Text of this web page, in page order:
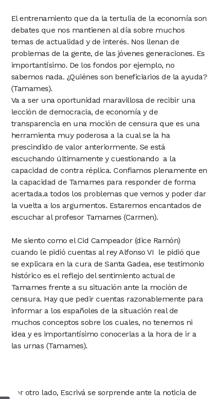
El entrenamiento que da la tertulia de la economía son
debates que nos mantienen al día sobre muchos
temas de actualidad y de interés. Nos llenan de
problemas de la gente, de las jóvenes generaciones. Es
importantísimo. De los fondos por ejemplo, no
sabemos nada. ¿Quiénes son beneficiarios de la ayuda?
(Tamames).
Va a ser una oportunidad maravillosa de recibir una
lección de democracia, de economía y de
transparencia en una moción de censura que es una
herramienta muy poderosa a la cual se la ha
prescindido de valor anteriormente. Se está
escuchando últimamente y cuestionando a la
capacidad de contra réplica. Confiamos plenamente en
la capacidad de Tamames para responder de forma
acertada.a todos los problemas que vemos y poder dar
la vuelta a los argumentos. Estaremos encantados de
escuchar al profesor Tamames (Carmen).
Me siento como el Cid Campeador (dice Ramón)
cuando le pidió cuentas al rey Alfonso VI le pidió que
se explicara en la cura de Santa Gadea, ese testimonio
histórico es el reflejo del sentimiento actual de
Tamames frente a su situación ante la moción de
censura. Hay que pedir cuentas razonablemente para
informar a los españoles de la situación real de
muchos conceptos sobre los cuales, no tenemos ni
idea y es importantísimo conocerlas a la hora de ir a
las urnas (Tamames).
Por otro lado, Escrivá se sorprende ante la noticia de